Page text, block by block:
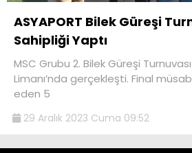
ASYAPORT Bilek Güreşi
Sahipliği Yaptı
MSC Grubu 2. Bilek Güreşi
Limanı’nda gerçekleşti. Final
eden 5
29 Aralık 2023 Cuma 09:52